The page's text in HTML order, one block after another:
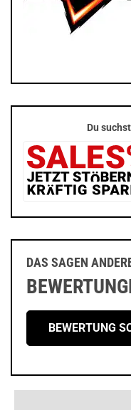
Du
DAS SAGEN
BEWERTUNG